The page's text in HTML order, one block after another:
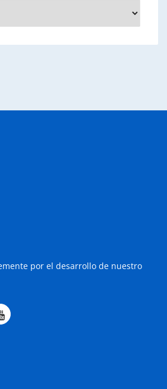
por el desarrollo de nuestro